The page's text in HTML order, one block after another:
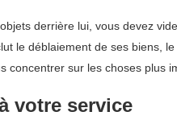
derrière lui, vous devez
le déblaiement de ses biens,
concentrer sur les choses
votre service